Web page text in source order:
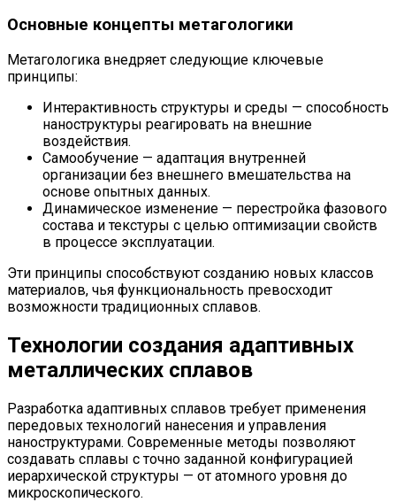
Основные концепты метагологики
Метагологика внедряет следующие ключевые
принципы:
Интерактивность структуры и среды — способность
наноструктуры реагировать на внешние
воздействия.
Самообучение — адаптация внутренней
организации без внешнего вмешательства на
основе опытных данных.
Динамическое изменение — перестройка фазового
состава и текстуры с целью оптимизации свойств
в процессе эксплуатации.
Эти принципы способствуют созданию новых классов
материалов, чья функциональность превосходит
возможности традиционных сплавов.
Технологии создания адаптивных
металлических сплавов
Разработка адаптивных сплавов требует применения
передовых технологий нанесения и управления
наноструктурами. Современные методы позволяют
создавать сплавы с точно заданной конфигурацией
иерархической структуры — от атомного уровня до
микроскопического.